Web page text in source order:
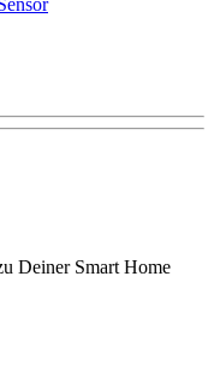
Deiner Smart Home